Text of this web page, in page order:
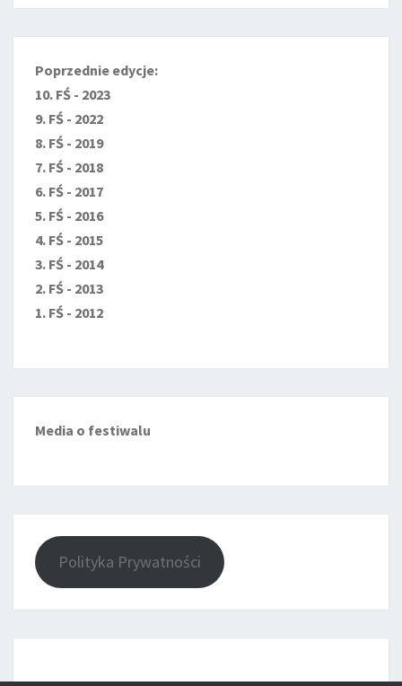
Poprzednie edycje:
10. FŚ - 2023
9. FŚ - 2022
8. FŚ - 2019
7. FŚ - 2018
6. FŚ - 2017
5. FŚ - 2016
4. FŚ - 2015
3. FŚ - 2014
2. FŚ - 2013
1. FŚ - 2012
Media o festiwalu
Polityka Prywatności